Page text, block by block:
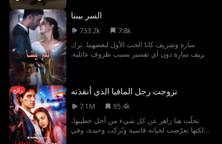
باستمرار، يتدخل بنتلي. يُكشف سره، لكن المتنمر
يتمادى في غيّه إلى أن يصل والده، وعندها تتجلى
السر بيننا
733.2k
7.8k
سارة وشريف كانا الحب الأول لبعضهما. ترك
شريف سارة دون أي تفسير بسبب ظروف عائلية.
رائج تزوجت رجل المافيا الذي أنقذته
7.1M
95.4k
تخلّت هنا زاهر عن كل شيء من أجل خطيبها،
لكنها تعرّضت لخيانة قاسية وتُركت وحيدة، وفي